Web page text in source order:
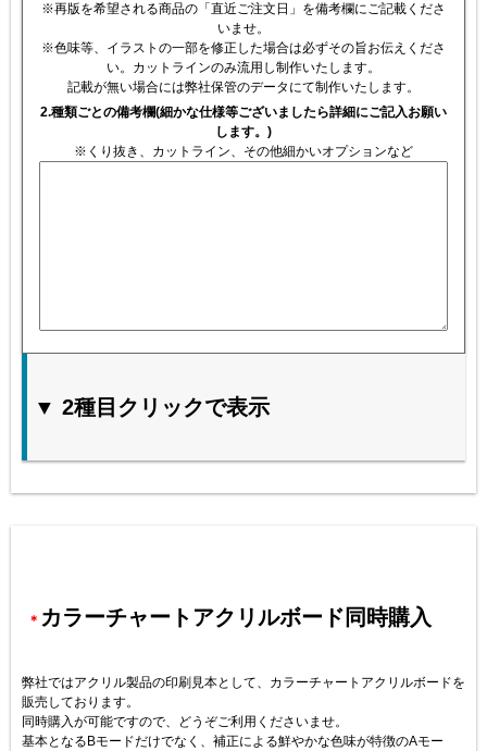
※再版を希望される商品の「直近ご注文日」を備考欄にご記載くださ
いませ。
※色味等、イラストの一部を修正した場合は必ずその旨お伝えくださ
い。カットラインのみ流用し制作いたします。
記載が無い場合には弊社保管のデータにて制作いたします。
2.種類ごとの備考欄(細かな仕様等ございましたら詳細にご記入お願い
します。)
※くり抜き、カットライン、その他細かいオプションなど
▼ 2種目クリックで表示
＊ カラーチャートアクリルボード同時購入
弊社ではアクリル製品の印刷見本として、カラーチャートアクリルボードを
販売しております。
同時購入が可能ですので、どうぞご利用くださいませ。
基本となるBモードだけでなく、補正による鮮やかな色味が特徴のAモー